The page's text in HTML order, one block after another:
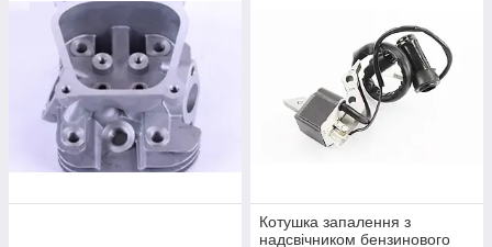
Котушка запалення з
надсвічником бензинового